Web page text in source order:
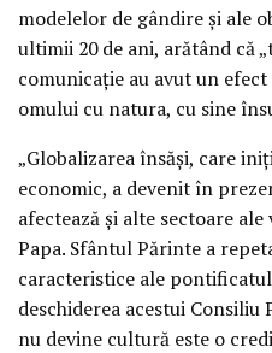
modelelor de gândire şi ale
ultimii 20 de ani, arătând că
comunicaţie au avut un
omului cu natura, cu sine
„Globalizarea însăşi, care
economic, a devenit în
afectează şi alte sectoare
Papa. Sfântul Părinte a
caracteristice ale
deschiderea acestui
nu devine cultură este o